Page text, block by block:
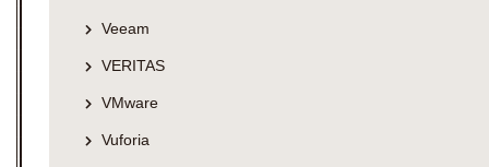
Veeam
VERITAS
VMware
Vuforia